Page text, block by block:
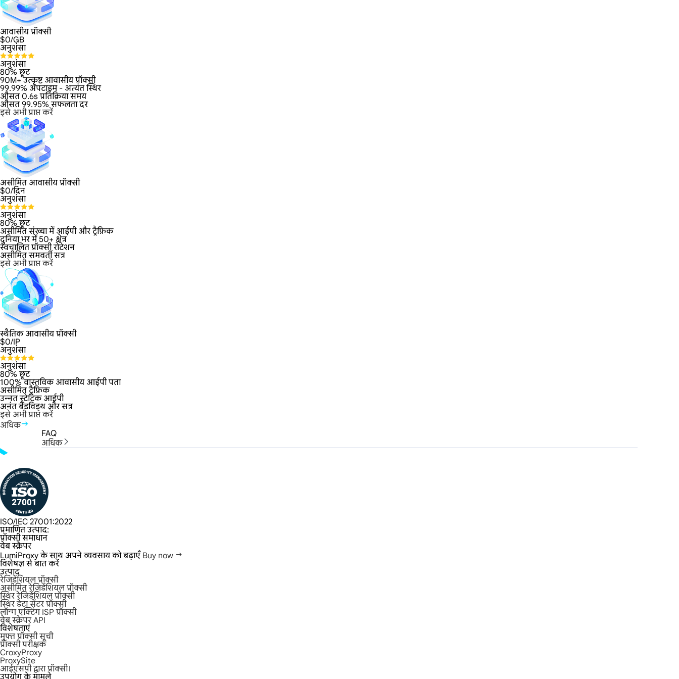
आवासीय प्रॉक्सी
$0/GB
अनुशंसा
अनुशंसा
80% छूट
90M+ उत्कृष्ट आवासीय प्रॉक्सी
99.99% अपटाइम - अत्यंत स्थिर
औसत 0.6s प्रतिक्रिया समय
औसत 99.95% सफलता दर
इसे अभी प्राप्त करें
असीमित आवासीय प्रॉक्सी
$0/दिन
अनुशंसा
अनुशंसा
80% छूट
असीमित संख्या में आईपी और ट्रैफ़िक
दुनिया भर में 50+ क्षेत्र
स्वचालित प्रॉक्सी रोटेशन
असीमित समवर्ती सत्र
इसे अभी प्राप्त करें
स्थैतिक आवासीय प्रॉक्सी
$0/IP
अनुशंसा
अनुशंसा
80% छूट
100% वास्तविक आवासीय आईपी पता
असीमित ट्रैफ़िक
उन्नत स्टेटिक आईपी
अनंत बैंडविड्थ और सत्र
इसे अभी प्राप्त करें
अधिक
FAQ
अधिक
ISO/IEC 27001:2022
प्रमाणित उत्पाद:
प्रॉक्सी समाधान
वेब स्क्रैपर
LumiProxy के साथ अपने व्यवसाय को बढ़ाएँ Buy now
विशेषज्ञ से बात करें
उत्पाद
रेजिडेंशियल प्रॉक्सी
असीमित रेजिडेंशियल प्रॉक्सी
स्थिर रेजिडेंशियल प्रॉक्सी
स्थिर डेटा सेंटर प्रॉक्सी
लॉन्ग एक्टिंग ISP प्रॉक्सी
वेब स्क्रेपर API
विशेषताएं
मुफ्त प्रॉक्सी सूची
प्रॉक्सी परीक्षक
CroxyProxy
ProxySite
आईएसपी द्वारा प्रॉक्सी।
उपयोग के मामले